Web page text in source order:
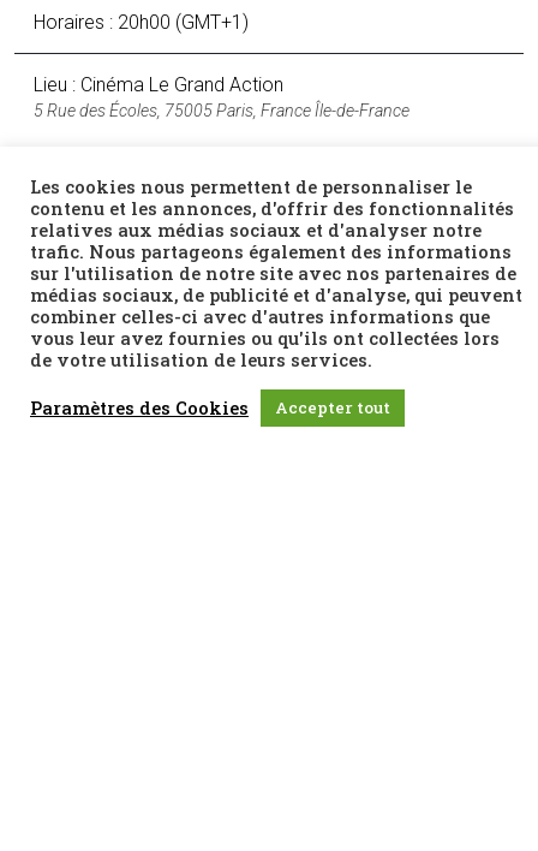
Horaires : 20h00 (GMT+1)
Lieu : Cinéma Le Grand Action
5 Rue des Écoles, 75005 Paris, France Île-de-France
Acheter un billet
Facebook Twitter Email
Les cookies nous permettent de personnaliser le
contenu et les annonces, d'offrir des fonctionnalités
relatives aux médias sociaux et d'analyser notre
trafic. Nous partageons également des informations
sur l'utilisation de notre site avec nos partenaires de
médias sociaux, de publicité et d'analyse, qui peuvent
combiner celles-ci avec d'autres informations que
vous leur avez fournies ou qu'ils ont collectées lors
de votre utilisation de leurs services.
Paramètres des Cookies Accepter tout